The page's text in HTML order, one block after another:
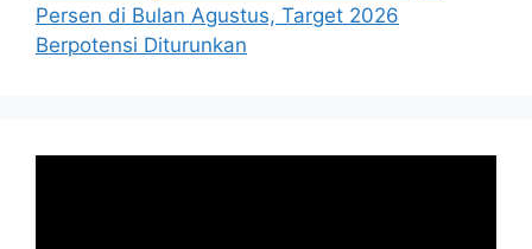
Persen di Bulan Agustus, Target 2026
Berpotensi Diturunkan